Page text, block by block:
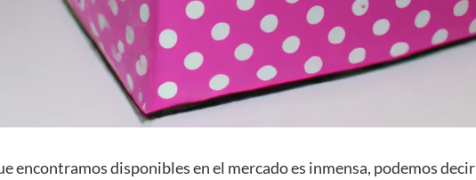
encontramos disponibles en el mercado es inmensa, podemos decir